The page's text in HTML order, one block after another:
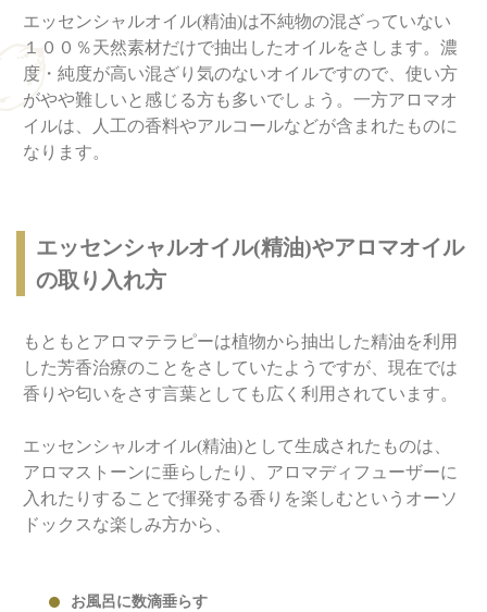
エッセンシャルオイル(精油)は不純物の混ざっていない
１００％天然素材だけで抽出したオイルをさします。濃
度・純度が高い混ざり気のないオイルですので、使い方
がやや難しいと感じる方も多いでしょう。一方アロマオ
イルは、人工の香料やアルコールなどが含まれたものに
なります。
エッセンシャルオイル(精油)やアロマオイル
の取り入れ方
もともとアロマテラピーは植物から抽出した精油を利用
した芳香治療のことをさしていたようですが、現在では
香りや匂いをさす言葉としても広く利用されています。
エッセンシャルオイル(精油)として生成されたものは、
アロマストーンに垂らしたり、アロマディフューザーに
入れたりすることで揮発する香りを楽しむというオーソ
ドックスな楽しみ方から、
お風呂に数滴垂らす